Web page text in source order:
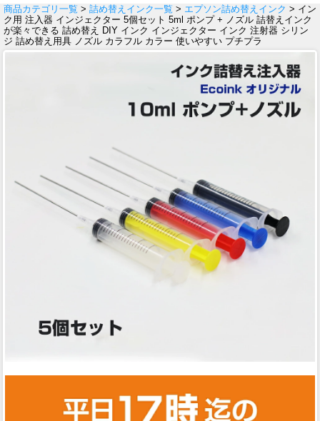
商品カテゴリ一覧 > 詰め替えインク一覧 > エプソン詰め替えインク > イン
ク用 注入器 インジェクター 5個セット 5ml ポンプ + ノズル 詰替えインク
が楽々できる 詰め替え DIY インク インジェクター インク 注射器 シリン
ジ 詰め替え用具 ノズル カラフル カラー 使いやすい プチプラ